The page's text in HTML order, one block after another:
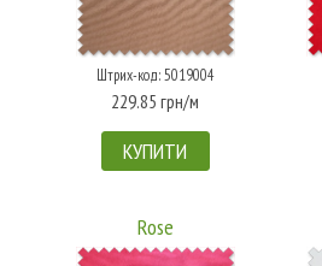
Штрих-код: 5019004
229.85 грн/м
КУПИТИ
Rose